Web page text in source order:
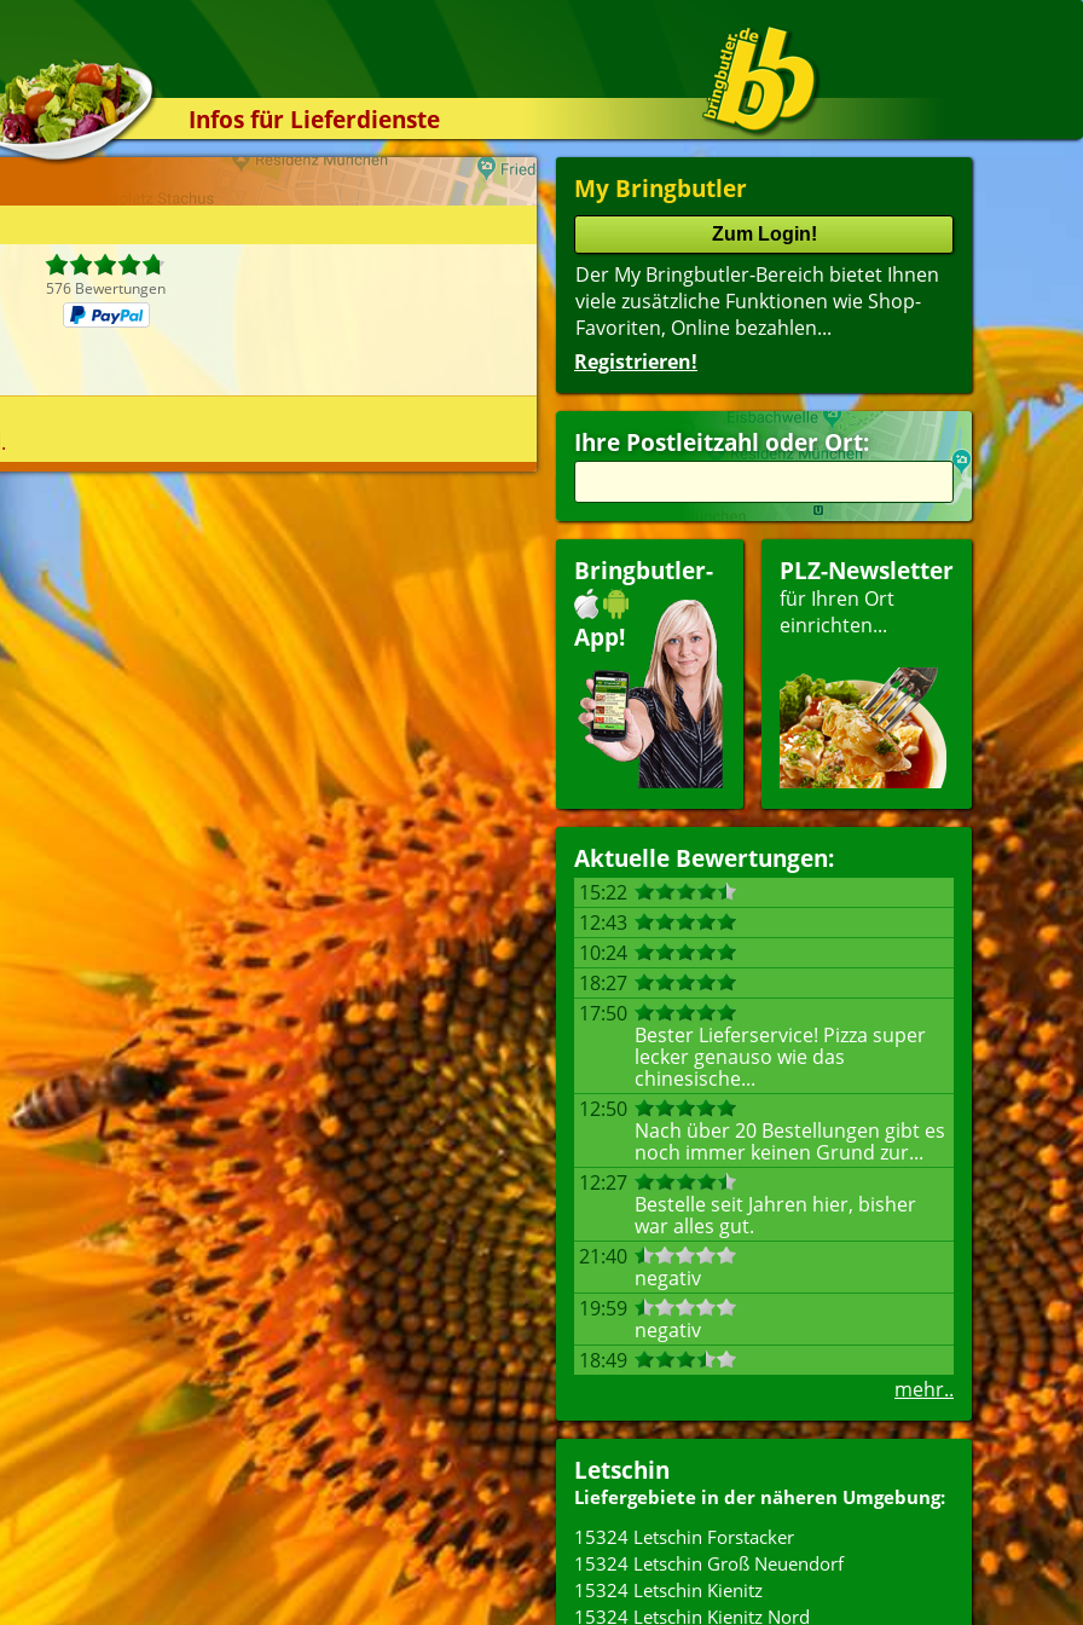
Infos für Lieferdienste
Kassensystem
Zuverlässigkeit
Übertragung
Styles
Kontakt
My Bringbutler
Der My Bringbutler-Bereich bietet Ihnen
viele zusätzliche Funktionen wie Shop-
Favoriten, Online bezahlen...
Registrieren!
Ihre Postleitzahl oder Ort:
Bringbutler-
App!
PLZ-Newsletter
für Ihren Ort
einrichten...
Aktuelle Bewertungen:
15:22
12:43
10:24
18:27
17:50
Bester Lieferservice! Pizza super
lecker genauso wie das
chinesische...
12:50
Nach über 20 Bestellungen gibt es
noch immer keinen Grund zur...
12:27
Bestelle seit Jahren hier, bisher
war alles gut.
21:40
negativ
19:59
negativ
18:49
mehr..
Letschin
Liefergebiete in der näheren Umgebung:
15324 Letschin Forstacker
15324 Letschin Groß Neuendorf
15324 Letschin Kienitz
15324 Letschin Kienitz Nord
576 Bewertungen